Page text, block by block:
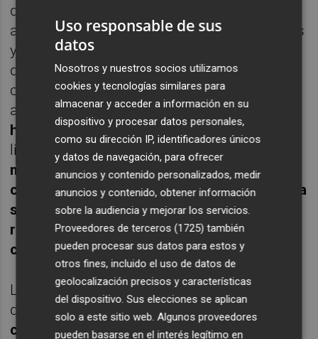
diferente agencia de representación, dos
años más otros dos -hasta 2024- opcionales
y ejecutables de manera unilateral por parte
del club.Cope Valenciaadelantó que el
cancerbero catalán alargará su vinculación,
además de tal revisión de emolumentos,
hasta el año 2025. Una más de las que ya le
ligaban a Orriols.
"Hay que esperar el
momento, hay situaciones que él quiere
cubrir y que la gente que esté con él ese día
sea la adecuada. Eso es tan importante
rubricarlo como que todos estén
contentos", apunta Miñambres.
La de Dani Cárdenas es una situación en la
que "no hay diferencias", porque
"así como
con Pepelu será complicado -o no hemos
Uso responsable de sus
datos
Nosotros y nuestros socios utilizamos
cookies y tecnologías similares para
almacenar y acceder a información en su
dispositivo y procesar datos personales,
como su dirección IP, identificadores únicos
y datos de navegación, para ofrecer
anuncios y contenido personalizados, medir
anuncios y contenido, obtener información
sobre la audiencia y mejorar los servicios.
Proveedores de terceros (1725) también
pueden procesar sus datos para estos y
otros fines, incluido el uso de datos de
geolocalización precisos y características
del dispositivo. Sus elecciones se aplican
solo a este sitio web. Algunos proveedores
pueden basarse en el interés legítimo en